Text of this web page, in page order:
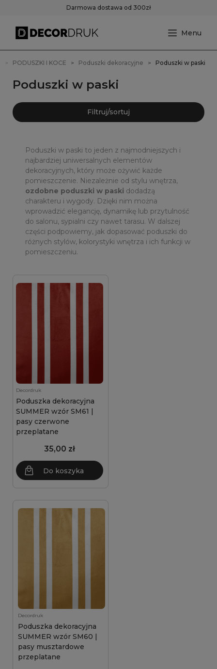
Darmowa dostawa od 300zł
PODUSZKI I KOCE Poduszki dekoracyjne Poduszki w paski
Poduszki w paski
Filtruj/sortuj
Poduszki w paski to jeden z najmodniejszych i
najbardziej uniwersalnych elementów
dekoracyjnych, który może ożywić każde
pomieszczenie. Niezależnie od stylu wnętrza,
ozdobne poduszki w paski dodadzą
charakteru i wygody. Dzięki nim można
wprowadzić elegancję, dynamikę lub przytulność
do salonu, sypialni czy nawet tarasu. W dalszej
części podpowiemy, jak dopasować poduszki do
różnych stylów, kolorystyki wnętrza i ich funkcji w
pomieszczeniu.
Decordruk
Poduszka dekoracyjna
SUMMER wzór SM61 |
pasy czerwone
przeplatane
35,00 zł
Do koszyka
Decordruk
Poduszka dekoracyjna
SUMMER wzór SM60 |
pasy musztardowe
przeplatane